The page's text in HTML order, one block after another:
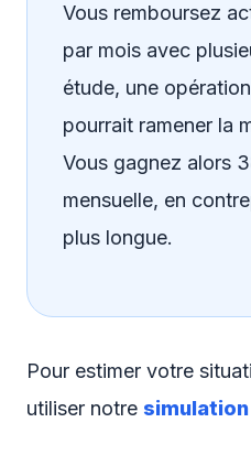
Vous remboursez
par mois avec
étude, une
pourrait ramener la
Vous gagnez alors
mensuelle, en
plus longue.
Pour estimer votre
utiliser notre